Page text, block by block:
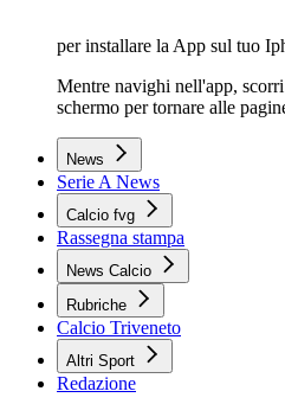
per installare la App sul tuo
Mentre navighi nell'app,
schermo per tornare alle
News
Serie A News
Calcio fvg
Rassegna stampa
News Calcio
Rubriche
Calcio Triveneto
Altri Sport
Redazione